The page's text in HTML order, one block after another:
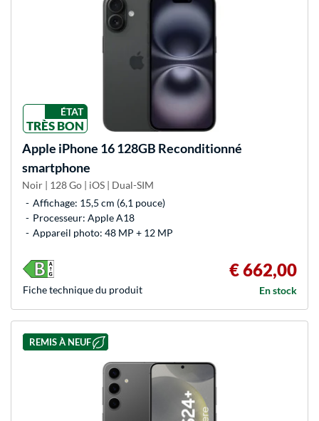
ÉTAT
TRÈS BON
Apple iPhone 16 128GB Reconditionné
smartphone
Noir | 128 Go | iOS | Dual-SIM
Affichage: 15,5 cm (6,1 pouce)
Processeur: Apple A18
Appareil photo: 48 MP + 12 MP
€ 662,00
En stock
Fiche technique du produit
REMIS À NEUF